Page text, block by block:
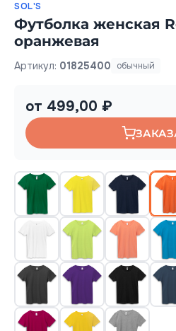
SOL'S
Футболка женская
оранжевая
Артикул: 01825400 обычный
от 499,00 ₽